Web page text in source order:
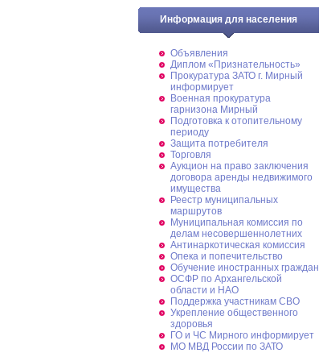
Информация для населения
Объявления
Диплом «Признательность»
Прокуратура ЗАТО г. Мирный
информирует
Военная прокуратура
гарнизона Мирный
Подготовка к отопительному
периоду
Защита потребителя
Торговля
Аукцион на право заключения
договора аренды недвижимого
имущества
Реестр муниципальных
маршрутов
Муниципальная комиссия по
делам несовершеннолетних
Антинаркотическая комиссия
Опека и попечительство
Обучение иностранных граждан
ОСФР по Архангельской
области и НАО
Поддержка участникам СВО
Укрепление общественного
здоровья
ГО и ЧС Мирного информирует
МО МВД России по ЗАТО